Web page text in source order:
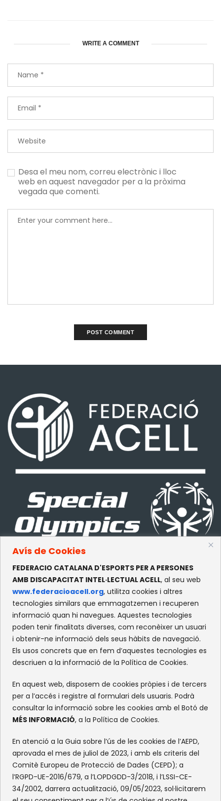
Avís de Cookies
FEDERACIO CATALANA D'ESPORTS PER A PERSONES
AMB DISCAPACITAT INTEL·LECTUAL ACELL, al seu web
www.federacioacell.org, utilitza cookies i altres
tecnologies similars que emmagatzemen i recuperen
informació quan hi navegues. Aquestes tecnologies
poden tenir finalitats diverses, com reconèixer un usuari
i obtenir-ne informació dels seus hàbits de navegació.
Els usos concrets que en fem d’aquestes tecnologies es
descriuen a la informació de la Política de Cookies.
En aquest web, disposem de cookies pròpies i de tercers
per a l’accés i registre al formulari dels usuaris. Podrà
consultar la informació sobre les cookies amb el Botó de
MÉS INFORMACIÓ, a la Política de Cookies.
En atenció a la Guia sobre l’ús de les cookies de l’AEPD,
aprovada el mes de juliol de 2023, i amb els criteris del
Comitè Europeu de Protecció de Dades (CEPD); a
l’RGPD-UE-2016/679, a l’LOPDGDD-3/2018, i l’LSSI-CE-
34/2002, darrera actualització, 09/05/2023, sol·licitarem
WRITE A COMMENT
Desa el meu nom, correu electrònic i lloc
web en aquest navegador per a la pròxima
vegada que comenti.
CONTACTE
c/Olympe de Gouges, S/N
Recinte Mundet
08035 -Barcelona
XARXES SOCIALS